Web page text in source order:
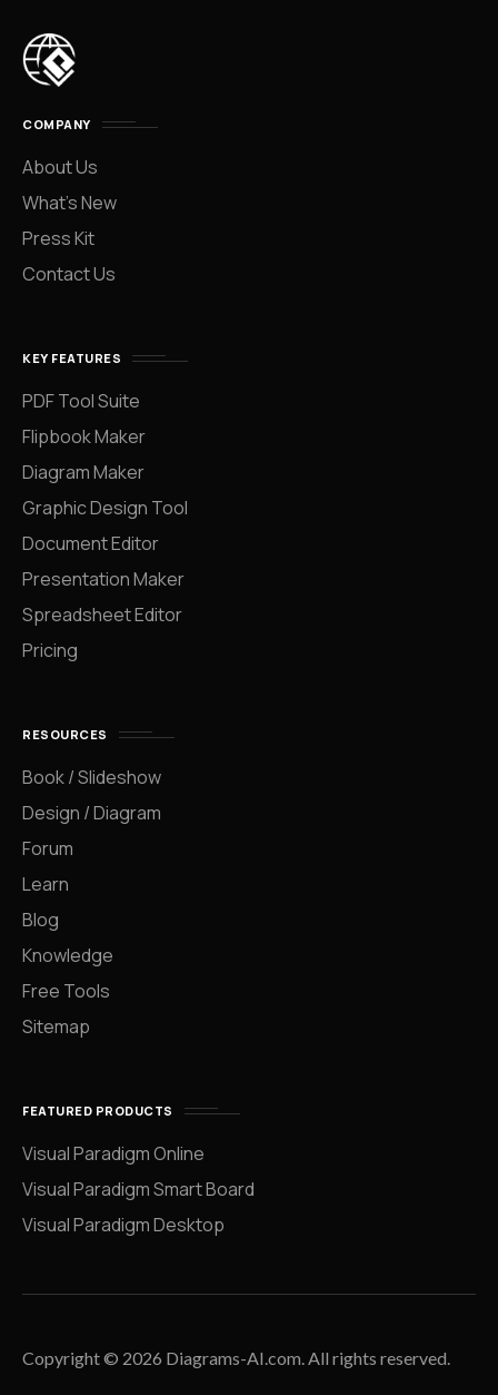
COMPANY
About Us
What’s New
Press Kit
Contact Us
KEY FEATURES
PDF Tool Suite
Flipbook Maker
Diagram Maker
Graphic Design Tool
Document Editor
Presentation Maker
Spreadsheet Editor
Pricing
RESOURCES
Book / Slideshow
Design / Diagram
Forum
Learn
Blog
Knowledge
Free Tools
Sitemap
FEATURED PRODUCTS
Visual Paradigm Online
Visual Paradigm Smart Board
Visual Paradigm Desktop
Copyright © 2026 Diagrams-AI.com. All rights reserved.